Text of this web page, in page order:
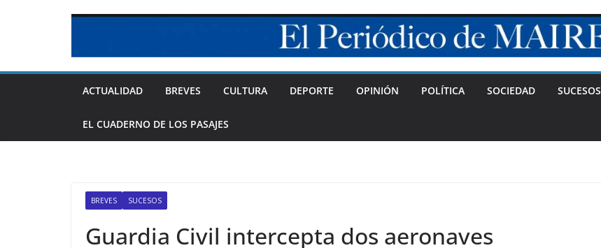
ACTUALIDAD BREVES CULTURA DEPORTE OPINIÓN POLÍTICA SOCIEDAD SUCESOS
EL CUADERNO DE LOS PASAJES
BREVES SUCESOS
Guardia Civil intercepta dos aeronaves